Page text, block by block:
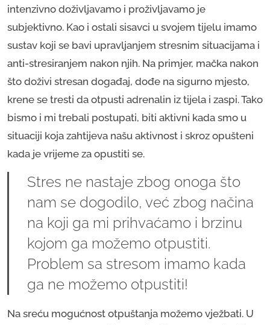
intenzivno doživljavamo i proživljavamo je
subjektivno. Kao i ostali sisavci u svojem tijelu imamo
sustav koji se bavi upravljanjem stresnim situacijama i
anti-stresiranjem nakon njih. Na primjer, mačka nakon
što doživi stresan događaj, dođe na sigurno mjesto,
krene se tresti da otpusti adrenalin iz tijela i zaspi. Tako
bismo i mi trebali postupati, biti aktivni kada smo u
situaciji koja zahtijeva našu aktivnost i skroz opušteni
kada je vrijeme za opustiti se.
Stres ne nastaje zbog onoga što
nam se dogodilo, već zbog načina
na koji ga mi prihvaćamo i brzinu
kojom ga možemo otpustiti.
Problem sa stresom imamo kada
ga ne možemo otpustiti!
Na sreću mogućnost otpuštanja možemo vježbati. U